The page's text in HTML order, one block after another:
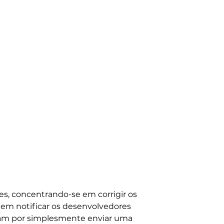
concentrando-se em corrigir os
notificar os desenvolvedores
por simplesmente enviar uma